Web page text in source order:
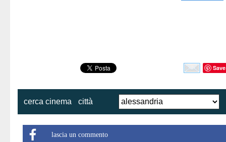
Save
cerca cinema città
lascia un commento